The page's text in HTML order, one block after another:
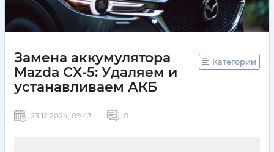
Замена аккумулятора
Mazda CX-5: Удаляем и
устанавливаем АКБ
Категории
23 12 2024, 09:43 0